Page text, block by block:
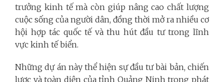
trưởng kinh tế mà còn giúp nâng cao chất lượng
cuộc sống của người dân, đồng thời mở ra nhiều cơ
hội hợp tác quốc tế và thu hút đầu tư trong lĩnh
vực kinh tế biển.
Những dự án này thể hiện sự đầu tư bài bản, chiến
lược và toàn diện của tỉnh Quảng Ninh trong phát